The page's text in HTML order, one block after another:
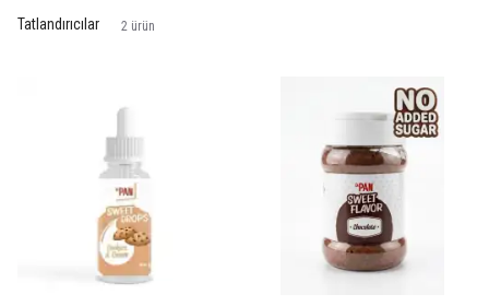
Tatlandırıcılar 2 ürün